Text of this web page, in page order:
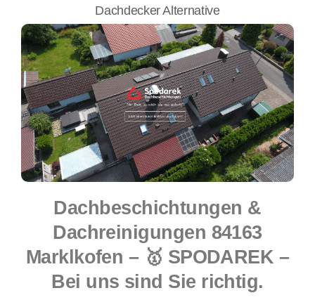
Dachdecker Alternative
Dachbeschichtungen &
Dachreinigungen 84163
Marklkofen – 🥇 SPODAREK –
Bei uns sind Sie richtig.